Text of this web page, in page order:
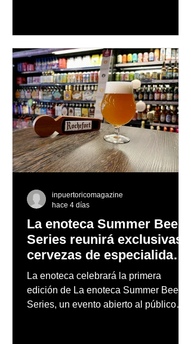
La enoteca Summer Beer
Series reunirá exclusivas
cervezas de especialidad
en un evento abierto al
público
La enoteca celebrará la primera
edición de La enoteca Summer Beer
Series, un evento abierto al público
inpuertoricomagazine
hace 4 días